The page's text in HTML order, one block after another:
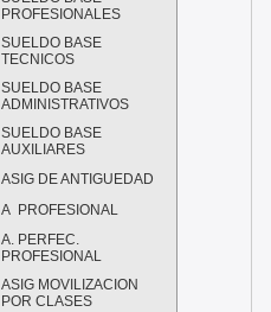
PROFESIONALES
SUELDO BASE
TECNICOS
SUELDO BASE
ADMINISTRATIVOS
SUELDO BASE
AUXILIARES
ASIG DE ANTIGUEDAD
A PROFESIONAL
A. PERFEC.
PROFESIONAL
ASIG MOVILIZACION
POR CLASES